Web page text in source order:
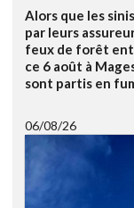
Alors que les
par leurs
feux de forêt
ce 6 août à
sont partis en
06/08/26